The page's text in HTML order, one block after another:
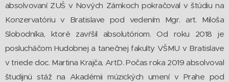
absolvovaní ZUŠ v Nových Zámkoch pokračoval v štúdiu na
Konzervatóriu v Bratislave pod vedením Mgr. art. Miloša
Slobodníka, ktoré zavŕšil absolutóriom. Od roku 2018 je
poslucháčom Hudobnej a tanečnej fakulty VŠMU v Bratislave
v triede doc. Martina Krajča, ArtD. Počas roka 2019 absolvoval
študijnú stáž na Akadémii múzických umení v Prahe pod